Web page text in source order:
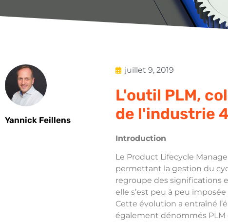
Yannick Feillens
juillet 9, 2019
L'outil PLM,
de l'industrie
Introduction
Le Product Lifecycle
permettant la gestion du
regroupe des significations
elle s’est peu à peu
Cette évolution a entraîné
également dénommés